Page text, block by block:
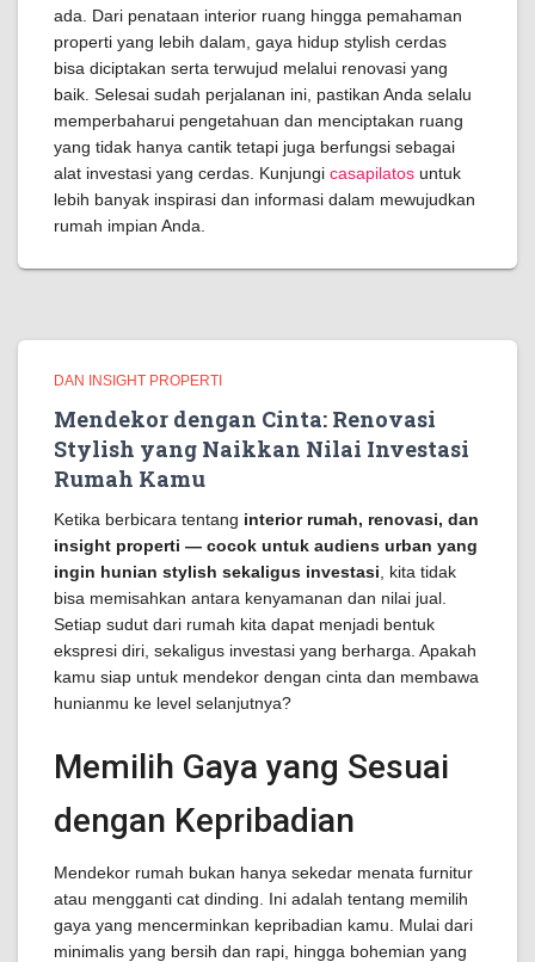
ada. Dari penataan interior ruang hingga pemahaman
properti yang lebih dalam, gaya hidup stylish cerdas
bisa diciptakan serta terwujud melalui renovasi yang
baik. Selesai sudah perjalanan ini, pastikan Anda selalu
memperbaharui pengetahuan dan menciptakan ruang
yang tidak hanya cantik tetapi juga berfungsi sebagai
alat investasi yang cerdas. Kunjungi casapilatos untuk
lebih banyak inspirasi dan informasi dalam mewujudkan
rumah impian Anda.
DAN INSIGHT PROPERTI
Mendekor dengan Cinta: Renovasi
Stylish yang Naikkan Nilai Investasi
Rumah Kamu
Ketika berbicara tentang interior rumah, renovasi, dan
insight properti — cocok untuk audiens urban yang
ingin hunian stylish sekaligus investasi , kita tidak
bisa memisahkan antara kenyamanan dan nilai jual.
Setiap sudut dari rumah kita dapat menjadi bentuk
ekspresi diri, sekaligus investasi yang berharga. Apakah
kamu siap untuk mendekor dengan cinta dan membawa
hunianmu ke level selanjutnya?
Memilih Gaya yang Sesuai
dengan Kepribadian
Mendekor rumah bukan hanya sekedar menata furnitur
atau mengganti cat dinding. Ini adalah tentang memilih
gaya yang mencerminkan kepribadian kamu. Mulai dari
minimalis yang bersih dan rapi, hingga bohemian yang